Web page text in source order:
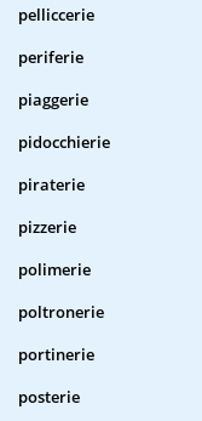
pelliccerie
periferie
piaggerie
pidocchierie
piraterie
pizzerie
polimerie
poltronerie
portinerie
posterie